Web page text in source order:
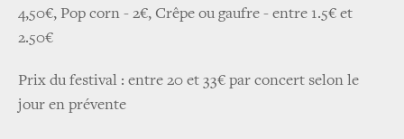
4,50€, Pop corn - 2€, Crêpe ou gaufre - entre 1.5€ et
2.50€
Prix du festival : entre 20 et 33€ par concert selon le
jour en prévente